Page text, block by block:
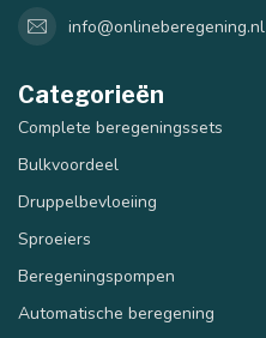
info@onlineberegening.nl
Categorieën
Complete beregeningssets
Bulkvoordeel
Druppelbevloeiing
Sproeiers
Beregeningspompen
Automatische beregening